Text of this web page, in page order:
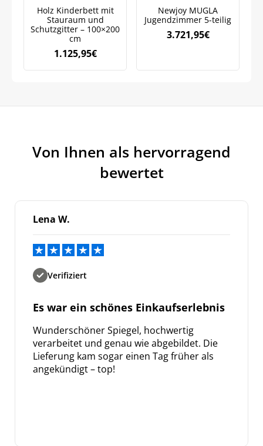
Holz Kinderbett mit
Stauraum und
Schutzgitter – 100×200
cm
1.125,95€
Newjoy MUGLA
Jugendzimmer 5-teilig
3.721,95€
Von Ihnen als hervorragend
bewertet
Lena W.
Verifiziert
Es war ein schönes Einkaufserlebnis
Wunderschöner Spiegel, hochwertig
verarbeitet und genau wie abgebildet. Die
Lieferung kam sogar einen Tag früher als
angekündigt – top!
auf Ihre erste Bestellung sichern!
Meinen Code senden
Bleiben Sie auf dem Laufenden über
Datenschutzrichtlinie.